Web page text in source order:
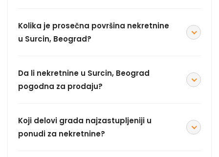
Kolika je prosečna površina nekretnine
u Surcin, Beograd?
Da li nekretnine u Surcin, Beograd
pogodna za prodaju?
Koji delovi grada najzastupljeniji u
ponudi za nekretnine?